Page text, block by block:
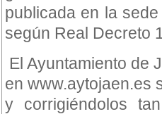
publicada en la
según Real Decreto
El Ayuntamiento de
en www.aytojaen.es
y corrigiéndolos